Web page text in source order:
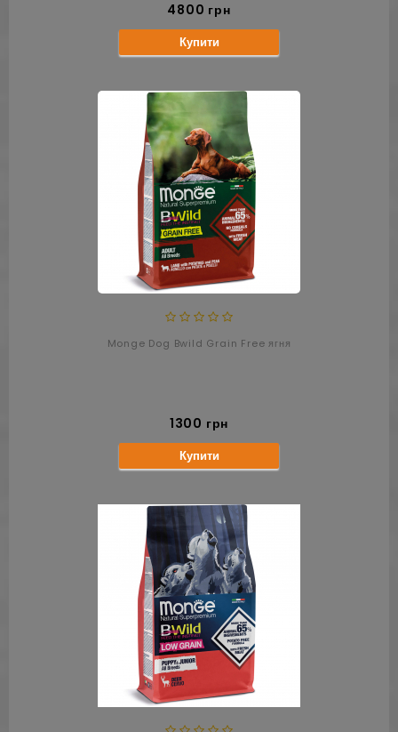
4800 грн
Купити
Monge Dog Bwild Grain Free ягня
1300 грн
Купити